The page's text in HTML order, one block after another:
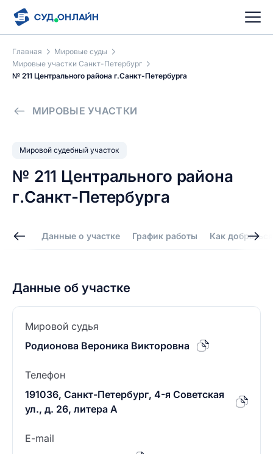
Главная
Мировые суды
Мировые участки Санкт-Петербург
№ 211 Центрального района г.Санкт-Петербурга
МИРОВЫЕ УЧАСТКИ
Мировой судебный участок
№ 211 Центрального района
г.Санкт-Петербурга
Данные о участке График работы Как добраться
Данные об участке
Мировой судья
Родионова Вероника Викторовна
Телефон
191036, Санкт-Петербург, 4-я Советская
ул., д. 26, литера А
E-mail